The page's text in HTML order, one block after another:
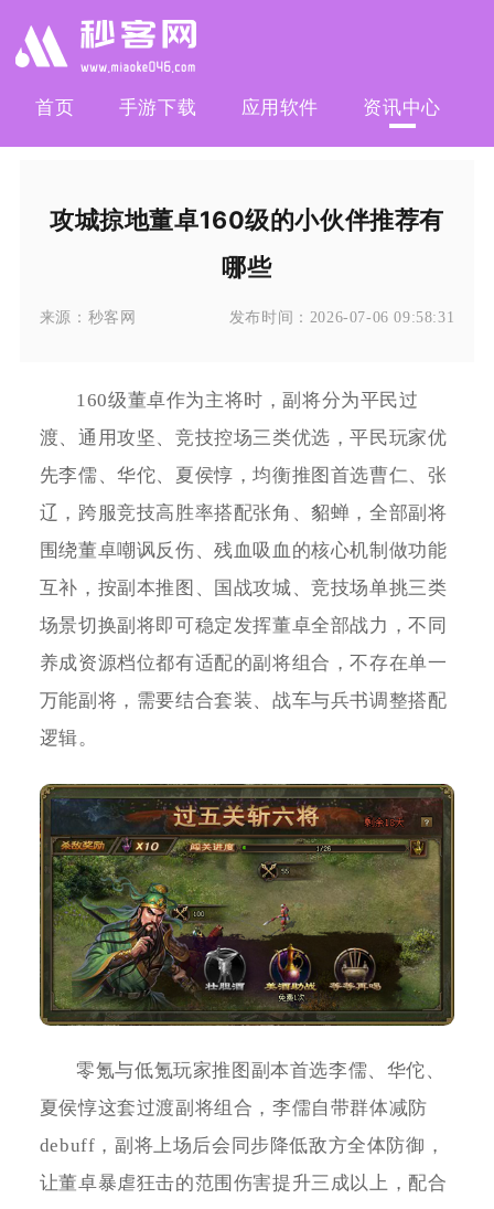
首页 手游下载 应用软件 资讯中心
攻城掠地董卓160级的小伙伴推荐有
哪些
来源： 秒客网 发布时间： 2026-07-06 09:58:31
160级董卓作为主将时，副将分为平民过
渡、通用攻坚、竞技控场三类优选，平民玩家优
先李儒、华佗、夏侯惇，均衡推图首选曹仁、张
辽，跨服竞技高胜率搭配张角、貂蝉，全部副将
围绕董卓嘲讽反伤、残血吸血的核心机制做功能
互补，按副本推图、国战攻城、竞技场单挑三类
场景切换副将即可稳定发挥董卓全部战力，不同
养成资源档位都有适配的副将组合，不存在单一
万能副将，需要结合套装、战车与兵书调整搭配
逻辑。
零氪与低氪玩家推图副本首选李儒、华佗、
夏侯惇这套过渡副将组合，李儒自带群体减防
debuff，副将上场后会同步降低敌方全体防御，
让董卓暴虐狂击的范围伤害提升三成以上，配合